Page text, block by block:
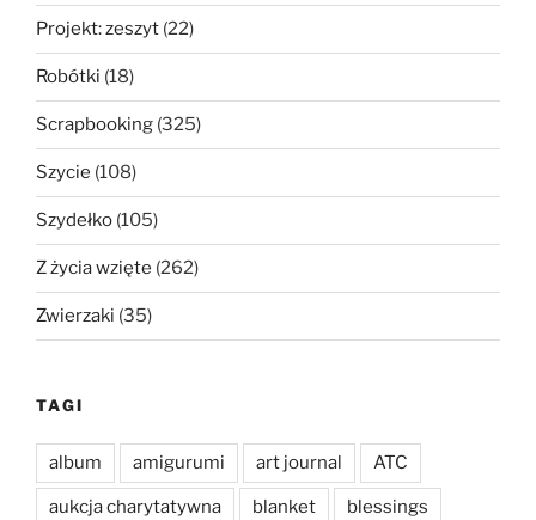
Projekt: zeszyt (22)
Robótki (18)
Scrapbooking (325)
Szycie (108)
Szydełko (105)
Z życia wzięte (262)
Zwierzaki (35)
TAGI
album amigurumi art journal ATC
aukcja charytatywna blanket blessings